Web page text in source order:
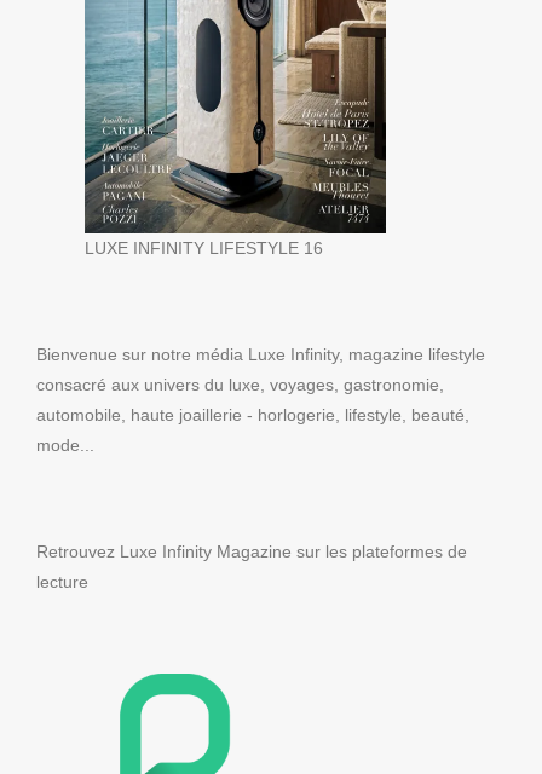
LUXE INFINITY LIFESTYLE 16
Bienvenue sur notre média Luxe Infinity, magazine lifestyle
consacré aux univers du luxe, voyages, gastronomie,
automobile, haute joaillerie - horlogerie, lifestyle, beauté,
mode...
Retrouvez Luxe Infinity Magazine sur les plateformes de
lecture